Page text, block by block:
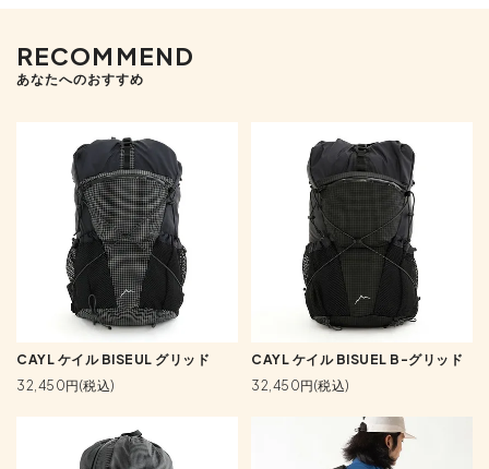
RECOMMEND
あなたへのおすすめ
CAYL ケイル BISEUL グリッド
32,450円(税込)
CAYL ケイル BISUEL B-グリッド
32,450円(税込)